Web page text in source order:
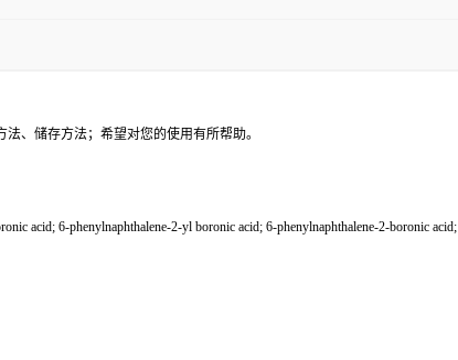
、储存方法；希望对您的使用有所帮助。
acid; 6-phenylnaphthalene-2-yl boronic acid; 6-phenylnaphthalene-2-boronic acid;